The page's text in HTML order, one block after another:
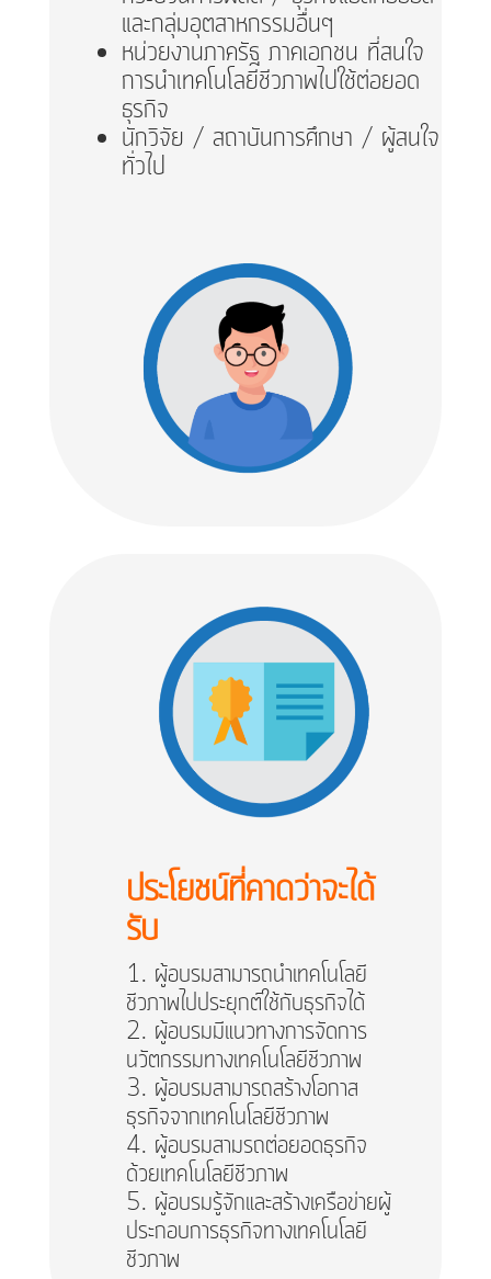
และกลุ่มอุตสาหกรรมอื่นๆ
หน่วยงานภาครัฐ ภาคเอกชน ที่สนใจ
การนำเทคโนโลยีชีวภาพไปใช้ต่อยอด
ธุรกิจ
นักวิจัย / สถาบันการศึกษา / ผู้สนใจ
ทั่วไป
ประโยชน์ที่คาดว่าจะได้
รับ
ผู้อบรมสามารถนำเทคโนโลยี
ชีวภาพไปประยุกต์ใช้กับธุรกิจได้
ผู้อบรมมีแนวทางการจัดการ
นวัตกรรมทางเทคโนโลยีชีวภาพ
ผู้อบรมสามารถสร้างโอกาส
ธุรกิจจากเทคโนโลยีชีวภาพ
ผู้อบรมสามรถต่อยอดธุรกิจ
ด้วยเทคโนโลยีชีวภาพ
ผู้อบรมรู้จักและสร้างเครือข่ายผู้
ประกอบการธุรกิจทางเทคโนโลยี
ชีวภาพ